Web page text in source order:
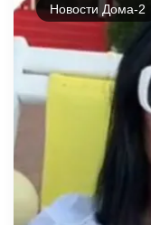
Новости Дома-2